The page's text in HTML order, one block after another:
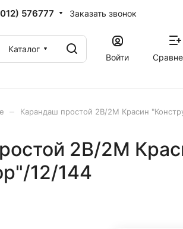
576777 Заказать звонок
Каталог
Войти
Карандаш простой 2B/2М Красин
2B/2М
12/144